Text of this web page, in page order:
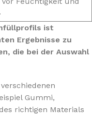
ist
Ergebnisse zu
die bei der Auswahl
Gummi,
richtigen Materials